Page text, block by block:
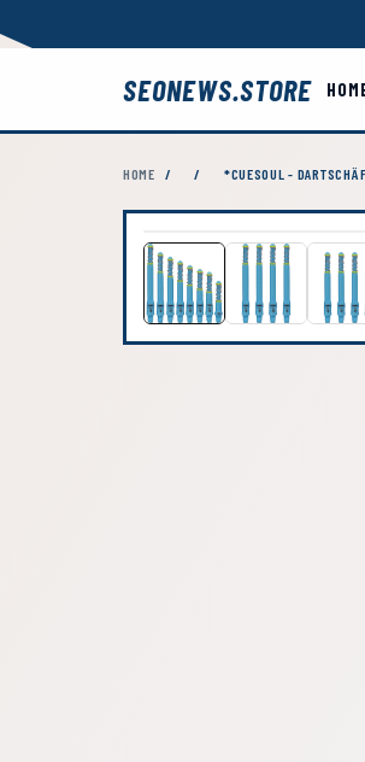
SEONEWS.STORE
HOME / / *CUESOUL -